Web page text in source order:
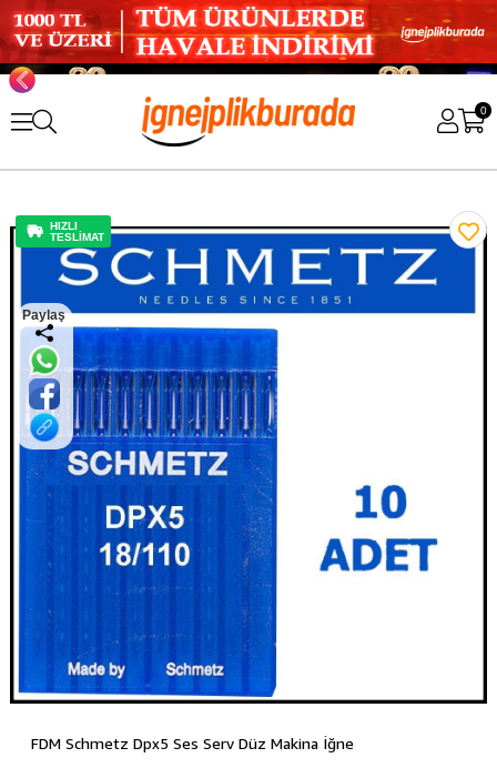
0
HIZLI
TESLİMAT
Paylaş
FDM Schmetz Dpx5 Ses Serv Düz Makina İğne